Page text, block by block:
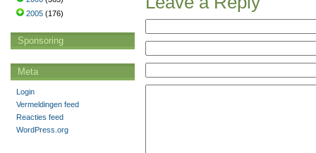
2005 (176)
Sponsoring
Meta
Login
Vermeldingen feed
Reacties feed
WordPress.org